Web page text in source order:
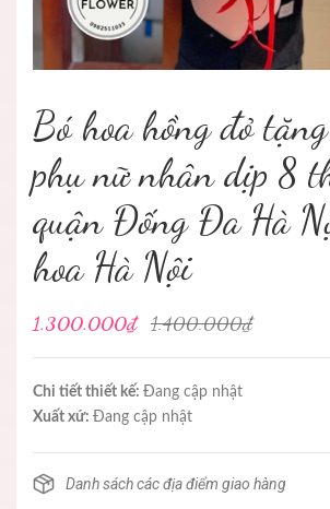
Bó hoa hồng đỏ
phụ nữ nhân dịp 8
quận Đống Đa Hà
hoa Hà Nội
1.300.000₫ 1.400.000₫
Chi tiết thiết kế: Đang cập nhật
Xuất xứ: Đang cập nhật
Danh sách các địa điểm giao hàng